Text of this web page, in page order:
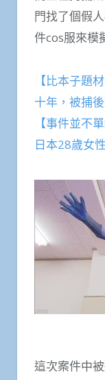
門找了個假
件cos服來模
【比本子題
十年，被捕
【事件並不
日本28歲女
這次案件中